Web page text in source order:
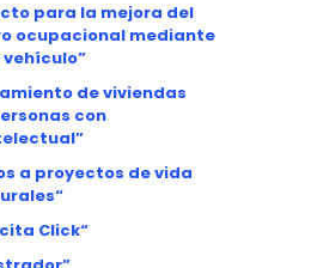
para la mejora del
ocupacional mediante
de viviendas
con
a proyectos de vida
“
Click“